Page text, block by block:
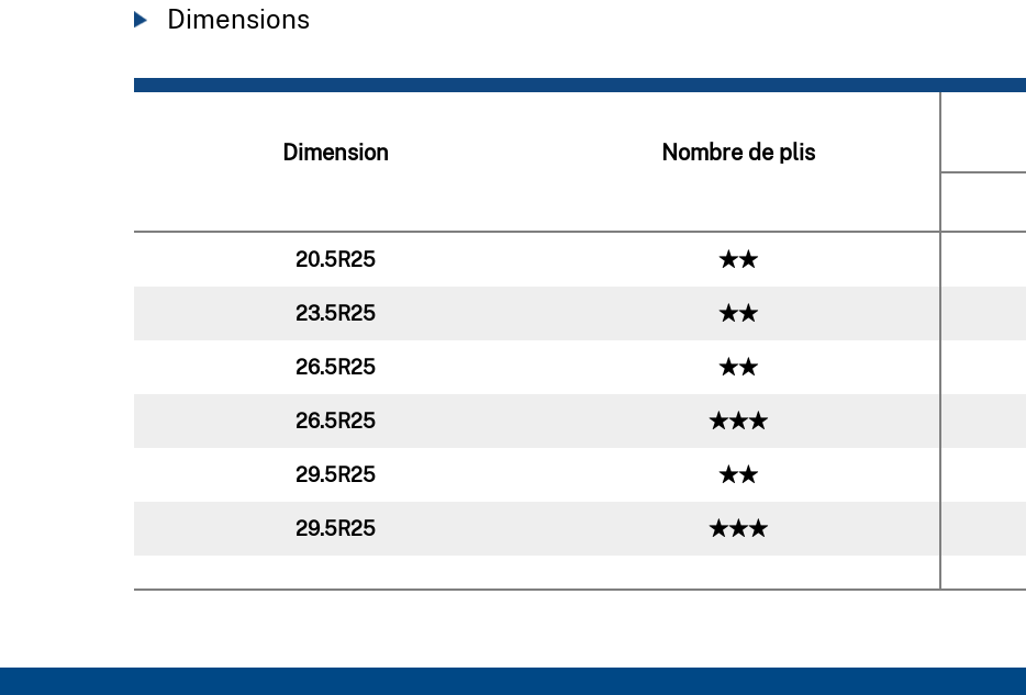
Dimensions
Dimension Nombre de plis
20.5R25 ★★
23.5R25 ★★
26.5R25 ★★
26.5R25 ★★★
29.5R25 ★★
29.5R25 ★★★